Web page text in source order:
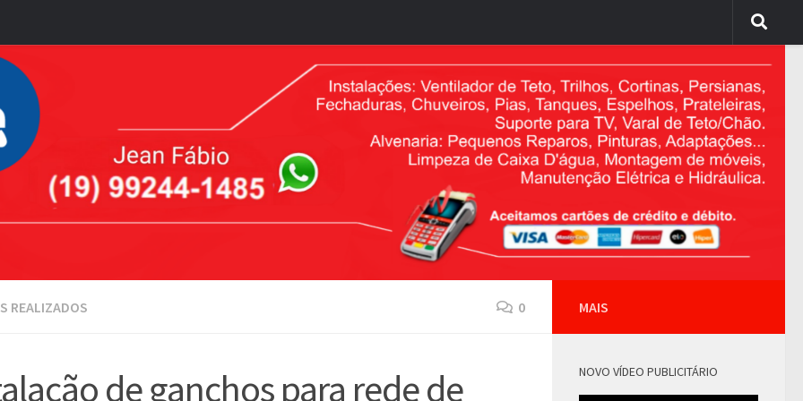
REALIZADOS 0
de ganchos para rede de
MAIS
NOVO VÍDEO PUBLICITÁRIO